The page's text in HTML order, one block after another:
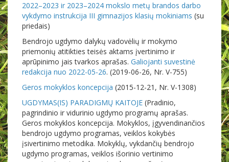
2022–2023 ir 2023–2024 mokslo metų brandos darbo
vykdymo instrukcija III gimnazijos klasių mokiniams (su
priedais)
Bendrojo ugdymo dalykų vadovėlių ir mokymo
priemonių atitikties teisės aktams įvertinimo ir
aprūpinimo jais tvarkos aprašas. Galiojanti suvestinė
redakcija nuo 2022-05-26. (2019-06-26, Nr. V-755)
Geros mokyklos koncepcija (2015-12-21, Nr. V-1308)
UGDYMAS(IS) PARADIGMŲ KAITOJE (Pradinio,
pagrindinio ir vidurinio ugdymo programų aprašas.
Geros mokyklos koncepcija. Mokyklos, įgyvendinančios
bendrojo ugdymo programas, veiklos kokybės
įsivertinimo metodika. Mokyklų, vykdančių bendrojo
ugdymo programas, veiklos išorinio vertinimo